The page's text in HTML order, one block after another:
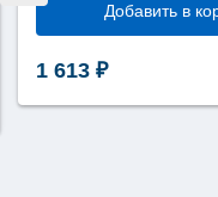
Добавить в
1 613 ₽